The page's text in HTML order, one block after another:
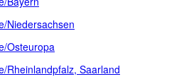
Niedersachsen
Osteuropa
Rheinlandpfalz, Saarland